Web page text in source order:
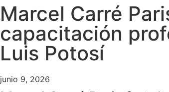
Marcel Carré
capacitación
Luis Potosí
junio 9, 2026